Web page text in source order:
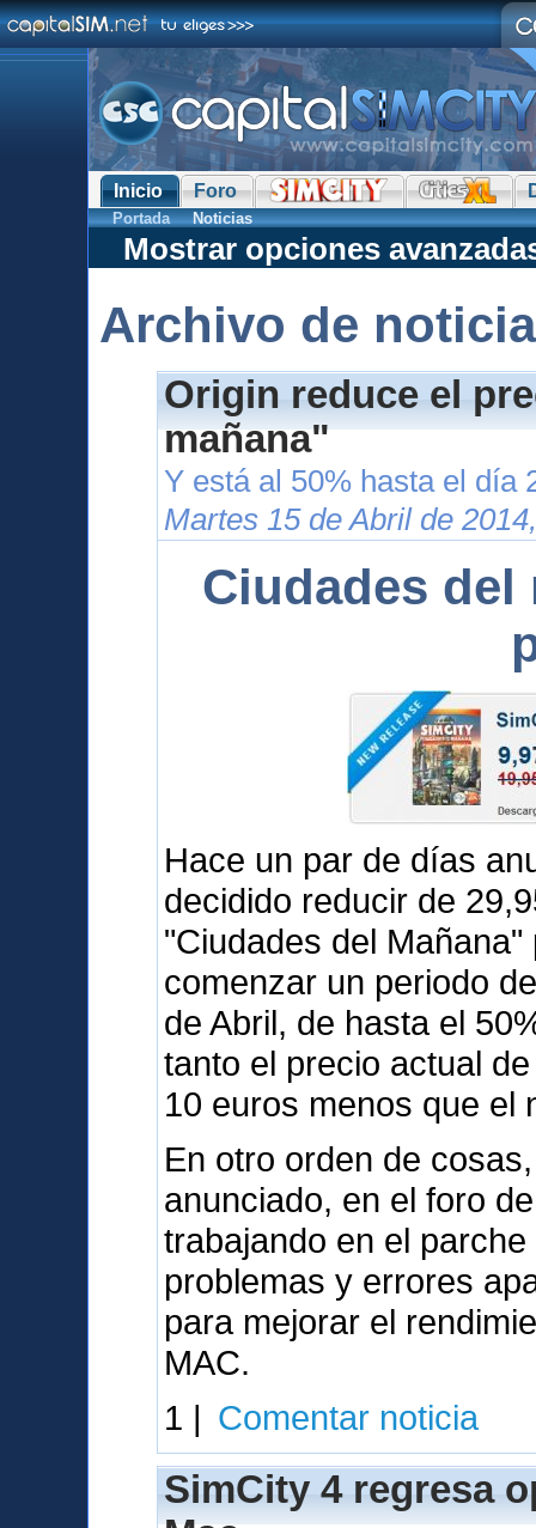
Inicio Foro
Portada Noticias
Mostrar opciones
Archivo de
Origin reduce el
mañana"
Y está al 50% hasta el día
Martes 15 de Abril de
Ciudades del
Hace un par de días
decidido reducir de
"Ciudades del
comenzar un periodo
de Abril, de hasta el
tanto el precio actual
10 euros menos que el
En otro orden de
anunciado, en el foro
trabajando en el
problemas y errores
para mejorar el
MAC.
1 | Comentar noticia
SimCity 4 regresa